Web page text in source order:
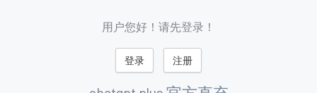
用户您好！请先登录！
登录 注册